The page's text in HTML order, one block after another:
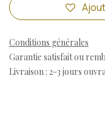
Conditions générales
Garantie satisfait ou
Livraison : 2-3 jours